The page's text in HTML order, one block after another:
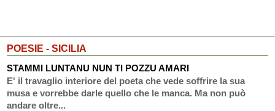
POESIE - SICILIA
STAMMI LUNTANU NUN TI POZZU AMARI
E' il travaglio interiore del poeta che vede soffrire la sua
musa e vorrebbe darle quello che le manca. Ma non può
andare oltre...